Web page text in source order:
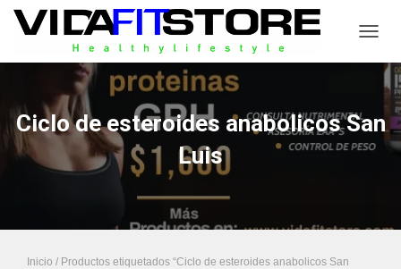
Ciclo de esteroides anabolicos San
Luis
Inicio / Productos etiquetados “Ciclo de esteroides anabolicos San